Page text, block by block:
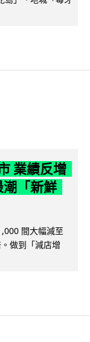
業績反增
潮「新鮮
間大幅減至
做到「減店增